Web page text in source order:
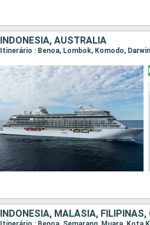
INDONÉSIA, AUSTRALIA
Itinerário : Benoa, Lombok, Komodo,
INDONÉSIA, MALÁSIA, FILIPINAS,